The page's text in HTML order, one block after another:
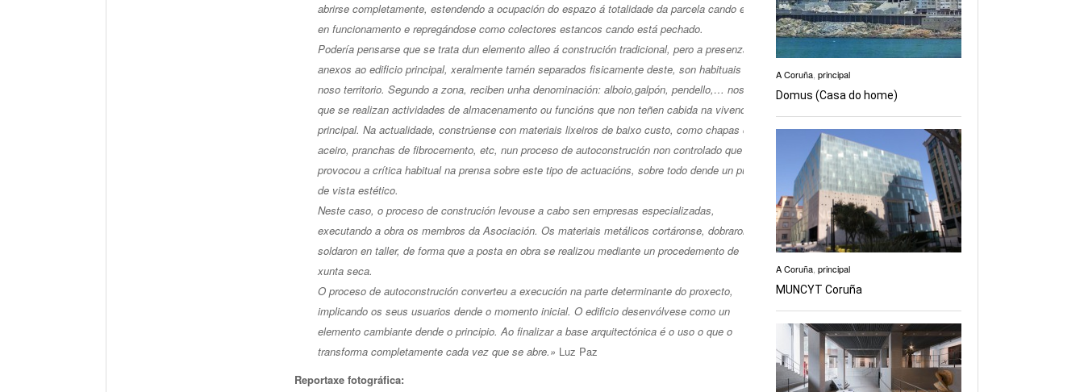
abrirse completamente, estendendo a ocupación do espazo á totalidade da parcela cando está
en funcionamento e repregándose como colectores estancos cando está pechado.
Podería pensarse que se trata dun elemento alleo á construción tradicional, pero a presenza de
anexos ao edificio principal, xeralmente tamén separados fisicamente deste, son habituais no
noso territorio. Segundo a zona, reciben unha denominación: alboio,galpón, pendello,… nos
que se realizan actividades de almacenamento ou funcións que non teñen cabida na vivenda
principal. Na actualidade, constrúense con materiais lixeiros de baixo custo, como chapas de
aceiro, pranchas de fibrocemento, etc, nun proceso de autoconstrución non controlado que
provocou a crítica habitual na prensa sobre este tipo de actuacións, sobre todo dende un punto
de vista estético.
Neste caso, o proceso de construción levouse a cabo sen empresas especializadas,
executando a obra os membros da Asociación. Os materiais metálicos cortáronse, dobraron e
soldaron en taller, de forma que a posta en obra se realizou mediante un procedemento de
xunta seca.
O proceso de autoconstrución converteu a execución na parte determinante do proxecto,
implicando os seus usuarios dende o momento inicial. O edificio desenvólvese como un
elemento cambiante dende o principio. Ao finalizar a base arquitectónica é o uso o que o
transforma completamente cada vez que se abre.» Luz Paz
Reportaxe fotográfica:
A Coruña, principal
Domus (Casa do home)
A Coruña principal
MUNCYT Coruña